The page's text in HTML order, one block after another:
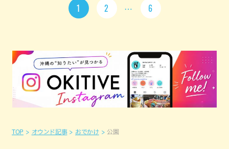
1 2 6
TOP オウンド記事 おでかけ 公園